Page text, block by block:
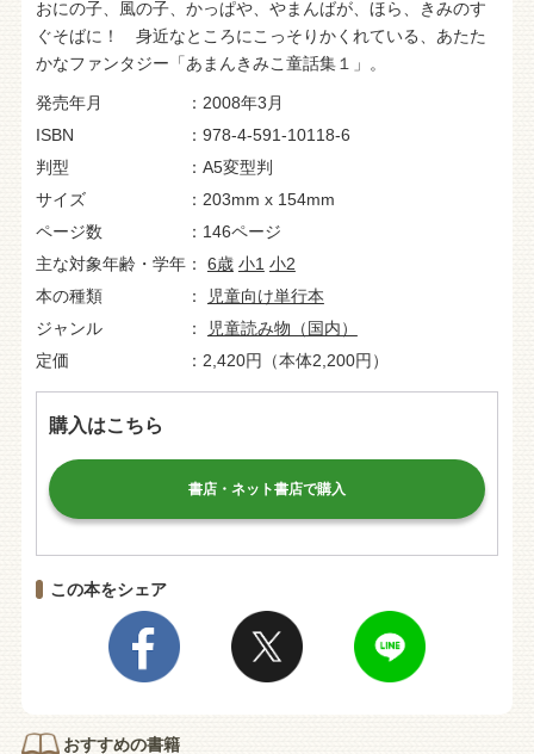
おにの子、風の子、かっぱや、やまんばが、ほら、きみのす
ぐそばに！ 身近なところにこっそりかくれている、あたた
かなファンタジー「あまんきみこ童話集１」。
発売年月
2008年3月
ISBN
978-4-591-10118-6
判型
A5変型判
サイズ
203mm x 154mm
ページ数
146ページ
主な対象年齢・学年
6歳 小1 小2
本の種類
児童向け単行本
ジャンル
児童読み物（国内）
定価
2,420円（本体2,200円）
購入はこちら
書店・ネット書店で購入
この本をシェア
おすすめの書籍